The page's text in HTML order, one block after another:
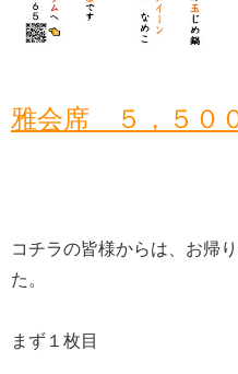
雅会席 ５，５０
コチラの皆様からは、お帰
た。
まず１枚目